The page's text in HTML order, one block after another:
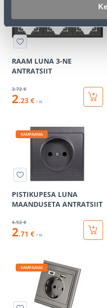
RAAM LUNA 3-NE
ANTRATSIIT
3.72 €
2.23 € / tk
KAMPAANIA
PISTIKUPESA LUNA
MAANDUSETA ANTRATSIIT
4.52 €
2.71 € / tk
KAMPAANIA